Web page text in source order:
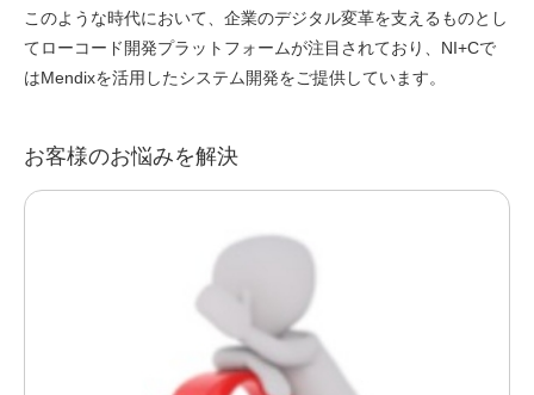
このような時代において、企業のデジタル変革を支えるものとし
てローコード開発プラットフォームが注目されており、NI+Cで
はMendixを活用したシステム開発をご提供しています。
お客様のお悩みを解決